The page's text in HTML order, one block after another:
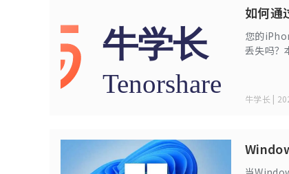
如何通
您的
丢失吗？
牛学长 |